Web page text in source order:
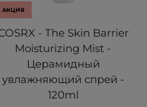
АКЦИЯ
- The Skin Barrier
Moisturizing Mist -
Церамидный
увлажняющий спрей -
120ml